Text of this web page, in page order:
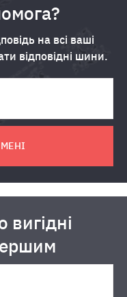
на всі ваші
відповідні шини.
вигідні